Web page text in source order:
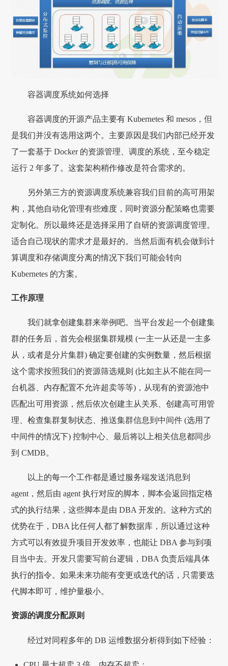
容器调度系统如何选择
容器调度的开源产品主要有 Kubernetes 和 mesos，但
是我们并没有选用这两个。主要原因是我们内部已经开发
了一套基于 Docker 的资源管理、调度的系统，至今稳定
运行 2 年多了。这套架构稍作修改是符合需求的。
另外第三方的资源调度系统兼容我们目前的高可用架
构，其他自动化管理有些难度，同时资源分配策略也需要
定制化。所以最终还是选择采用了自研的资源调度管理。
适合自己现状的需求才是最好的。当然后面有机会做到计
算调度和存储调度分离的情况下我们可能会转向
Kubernetes 的方案。
工作原理
我们就拿创建集群来举例吧。当平台发起一个创建集
群的任务后，首先会根据集群规模 (一主一从还是一主多
从，或者是分片集群) 确定要创建的实例数量，然后根据
这个需求按照我们的资源筛选规则 (比如主从不能在同一
台机器、内存配置不允许超卖等等)，从现有的资源池中
匹配出可用资源，然后依次创建主从关系、创建高可用管
理、检查集群复制状态、推送集群信息到中间件 (选用了
中间件的情况下) 控制中心、最后将以上相关信息都同步
到 CMDB。
以上的每一个工作都是通过服务端发送消息到
agent，然后由 agent 执行对应的脚本，脚本会返回指定格
式的执行结果，这些脚本是由 DBA 开发的。这种方式的
优势在于，DBA 比任何人都了解数据库，所以通过这种
方式可以有效提升项目开发效率，也能让 DBA 参与到项
目当中去。开发只需要写前台逻辑，DBA 负责后端具体
执行的指令。如果未来功能有变更或迭代的话，只需要迭
代脚本即可，维护量极小。
资源的调度分配原则
经过对同程多年的 DB 运维数据分析得到如下经验：